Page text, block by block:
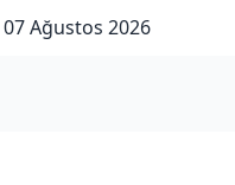
07 Ağustos 2026